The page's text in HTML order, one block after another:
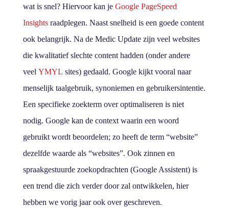
wat is snel? Hiervoor kan je Google PageSpeed
Insightsraadplegen. Naast snelheid is een goede content
ook belangrijk. Na de Medic Update zijn veel websites
die kwalitatief slechte content hadden (onder andere
veel YMYL sites) gedaald. Google kijkt vooral naar
menselijk taalgebruik, synoniemen en gebruikersintentie.
Een specifieke zoekterm over optimaliseren is niet
nodig. Google kan de context waarin een woord
gebruikt wordt beoordelen; zo heeft de term “website”
dezelfde waarde als “websites”. Ook zinnen en
spraakgestuurde zoekopdrachten (Google Assistent) is
een trend die zich verder door zal ontwikkelen, hier
hebben we vorig jaar ook over geschreven.